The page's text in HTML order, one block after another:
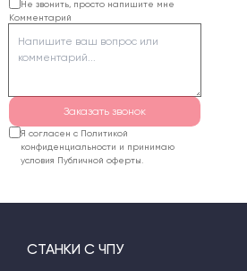
комплектацию и
рассчитают стоимость
поставки.
Не звонить, просто напишите мне
Комментарий
Заказать звонок
Я согласен с Политикой
конфиденциальности и принимаю
условия Публичной оферты.
СТАНКИ С ЧПУ